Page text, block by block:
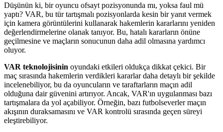
Düşünün ki, bir oyuncu ofsayt pozisyonunda mı, yoksa faul mü
yaptı? VAR, bu tür tartışmalı pozisyonlarda kesin bir yanıt vermek
için kamera görüntülerini kullanarak hakemlerin kararlarını yeniden
değerlendirmelerine olanak tanıyor. Bu, hatalı kararların önüne
geçilmesine ve maçların sonucunun daha adil olmasına yardımcı
oluyor.
VAR teknolojisinin oyundaki etkileri oldukça dikkat çekici. Bir
maç sırasında hakemlerin verdikleri kararlar daha detaylı bir şekilde
incelenebiliyor, bu da oyuncuların ve taraftarların maçın adil
olduğuna dair güvenini artırıyor. Ancak, VAR'ın uygulanması bazı
tartışmalara da yol açabiliyor. Örneğin, bazı futbolseverler maçın
akışının duraksamasını ve VAR kontrolü sırasında geçen süreyi
eleştirebiliyor.